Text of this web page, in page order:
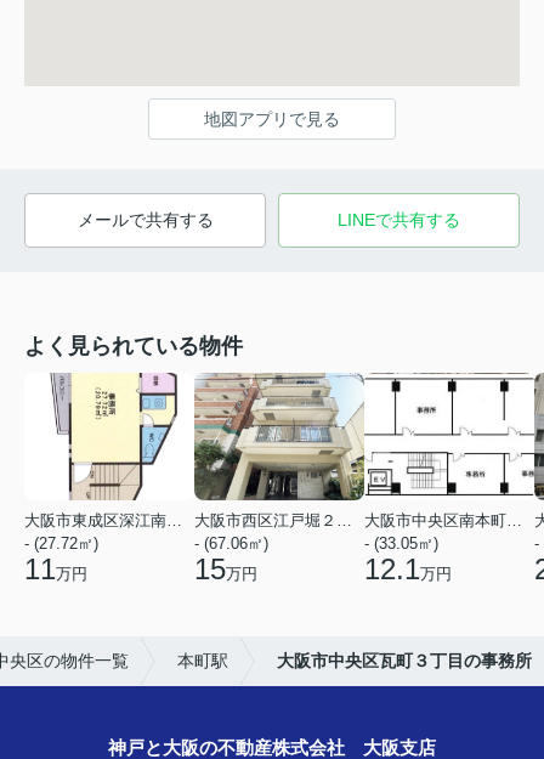
地図アプリで見る
メールで共有する LINEで共有する
よく見られている物件
- (27.72㎡)
11万円
- (67.06㎡)
15万円
- (33.05㎡)
12.1万円
-
央区の物件一覧 本町駅 大阪市中央区瓦町３丁目の事務所
神戸と大阪の不動産株式会社 大阪支店